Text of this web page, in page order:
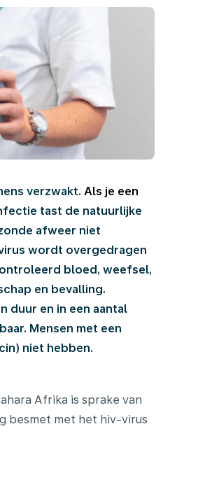
verzwakt. Als je een
tast de natuurlijke
afweer niet
wordt overgedragen
bloed, weefsel,
en bevalling.
duur en in een aantal
Mensen met een
niet hebben.
Afrika is sprake van
besmet met het hiv-virus